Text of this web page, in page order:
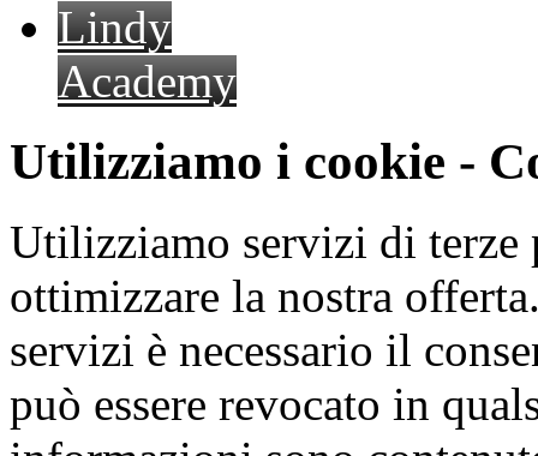
Lindy
Academy
Utilizziamo i cookie -
Utilizziamo servizi di terze
ottimizzare la nostra
servizi è necessario il
può essere revocato in